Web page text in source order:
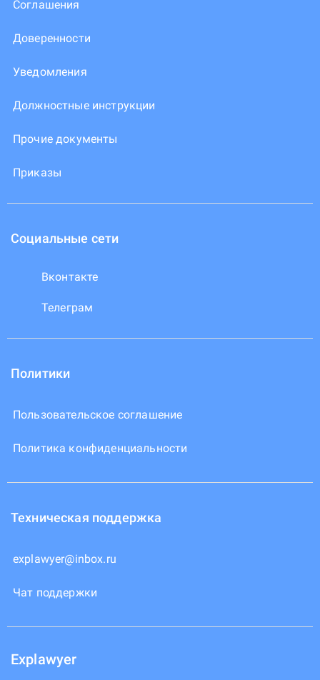
Соглашения
Доверенности
Уведомления
Должностные инструкции
Прочие документы
Приказы
Социальные сети
Вконтакте
Телеграм
Политики
Пользовательское соглашение
Политика конфиденциальности
Техническая поддержка
explawyer@inbox.ru
Чат поддержки
Explawyer